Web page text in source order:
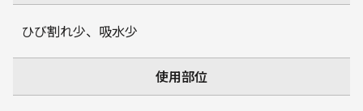
ひび割れ少、吸水少
使用部位